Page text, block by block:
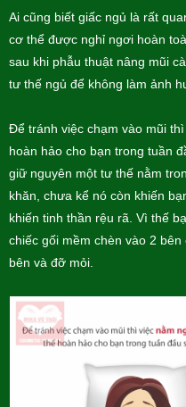
Ai cũng biết giấc ngủ là rất
cơ thể được nghỉ ngơi hoàn
sau khi phẫu thuật nâng mũi
tư thế ngủ để không làm ảnh
Để tránh việc chạm vào mũi
hoàn hảo cho bạn trong tuần
giữ nguyên một tư thế nằm
khăn, chưa kể nó còn khiến
khiến tinh thần rệu rã. Vì thế
chiếc gối mềm chèn vào 2
bên và đỡ mỏi.